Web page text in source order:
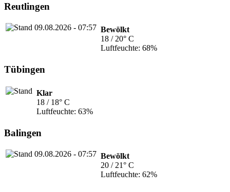
Reutlingen
Bewölkt
18 / 20° C
Luftfeuchte: 68%
Tübingen
Klar
18 / 18° C
Luftfeuchte: 63%
Balingen
Bewölkt
20 / 21° C
Luftfeuchte: 62%